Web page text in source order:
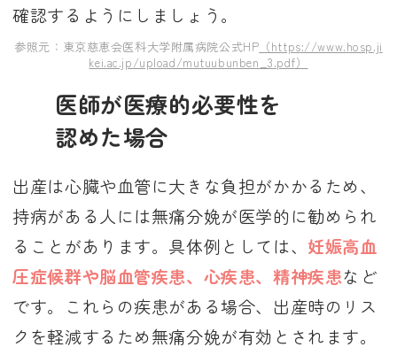
確認するようにしましょう。
参照元：東京慈恵会医科大学附属病院公式HP （https://www.hosp.ji
kei.ac.jp/upload/mutuubunben_3.pdf）
医師が医療的必要性を
認めた場合
出産は心臓や血管に大きな負担がかかるため、
持病がある人には無痛分娩が医学的に勧められ
ることがあります。具体例としては、妊娠高血
圧症候群や脳血管疾患、心疾患、精神疾患など
です。これらの疾患がある場合、出産時のリス
クを軽減するため無痛分娩が有効とされます。